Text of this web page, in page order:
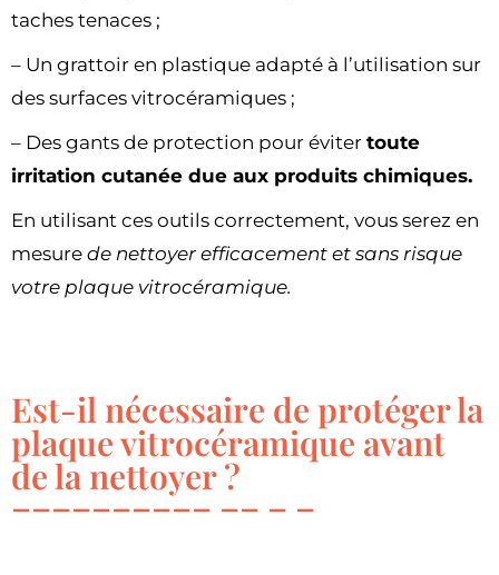
taches tenaces ;
– Un grattoir en plastique adapté à l’utilisation sur
des surfaces vitrocéramiques ;
– Des gants de protection pour éviter toute
irritation cutanée due aux produits chimiques.
En utilisant ces outils correctement, vous serez en
mesure de nettoyer efficacement et sans risque
votre plaque vitrocéramique.
Est-il nécessaire de protéger la
plaque vitrocéramique avant
de la nettoyer ?